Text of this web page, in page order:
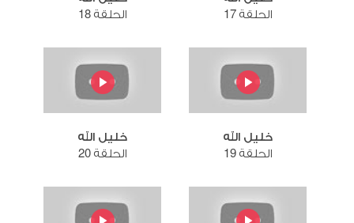
الحلقة 17
الحلقة 18
خليل الله
الحلقة 19
خليل الله
الحلقة 20